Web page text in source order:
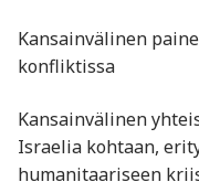
Kansainvälinen
konfliktissa
Kansainvälinen
Israelia kohtaan,
humanitaariseen